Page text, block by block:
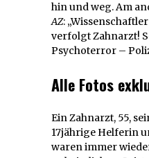
hin und weg. Am
AZ:
verfolgt Zahnarzt!
Psychoterror –
Alle Fotos
Ein Zahnarzt, 55,
17jährige Helferin
waren immer